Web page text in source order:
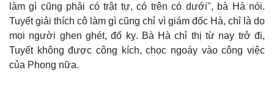
làm gì cũng phải có trật tự, có trên có dưới", bà Hà nói.
Tuyết giải thích cô làm gì cũng chỉ vì giám đốc Hà, chỉ là do
mọi người ghen ghét, đố kỵ. Bà Hà chỉ thị từ nay trở đi,
Tuyết không được công kích, chọc ngoáy vào công việc
của Phong nữa.